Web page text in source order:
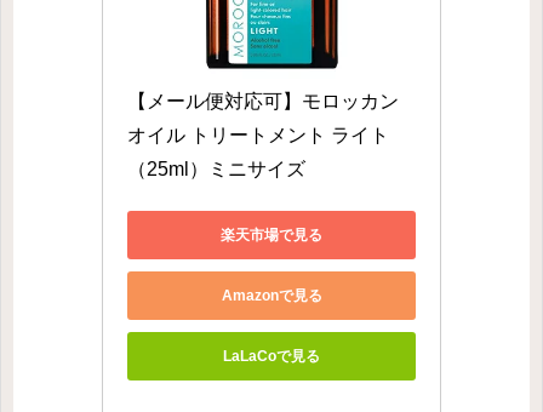
【メール便対応可】モロッカン
オイル トリートメント ライト
（25ml）ミニサイズ
楽天市場で見る
Amazonで見る
LaLaCoで見る